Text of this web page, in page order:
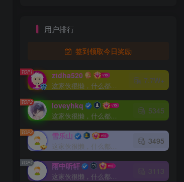
用户排行
签到领取今日奖励
TOP1 ztdha520
这家伙很懒，什么都没有写...
7.7W+
TOP2 loveyhkq
这家伙很懒，什么都没有写...
5345
TOP3 雪乐山
这家伙很懒，什么都没有写...
3495
TOP4 雨中听轩
这家伙很懒，什么都没有写...